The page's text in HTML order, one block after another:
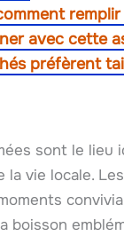
avec cette
préfèrent
sont le lieu
la vie locale.
boisson